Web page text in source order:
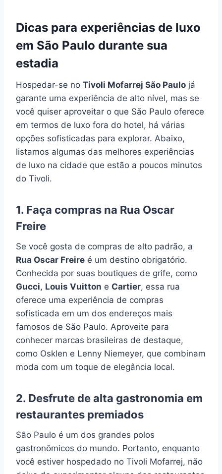
Dicas para experiências de luxo
em São Paulo durante sua
estadia
Hospedar-se no Tivoli Mofarrej São Paulo já
garante uma experiência de alto nível, mas se
você quiser aproveitar o que São Paulo oferece
em termos de luxo fora do hotel, há várias
opções sofisticadas para explorar. Abaixo,
listamos algumas das melhores experiências
de luxo na cidade que estão a poucos minutos
do Tivoli.
1. Faça compras na Rua Oscar
Freire
Se você gosta de compras de alto padrão, a
Rua Oscar Freire é um destino obrigatório.
Conhecida por suas boutiques de grife, como
Gucci, Louis Vuitton e Cartier, essa rua
oferece uma experiência de compras
sofisticada em um dos endereços mais
famosos de São Paulo. Aproveite para
conhecer marcas brasileiras de destaque,
como Osklen e Lenny Niemeyer, que combinam
moda com um toque de elegância local.
2. Desfrute de alta gastronomia em
restaurantes premiados
São Paulo é um dos grandes polos
gastronômicos do mundo. Portanto, enquanto
você estiver hospedado no Tivoli Mofarrej, não